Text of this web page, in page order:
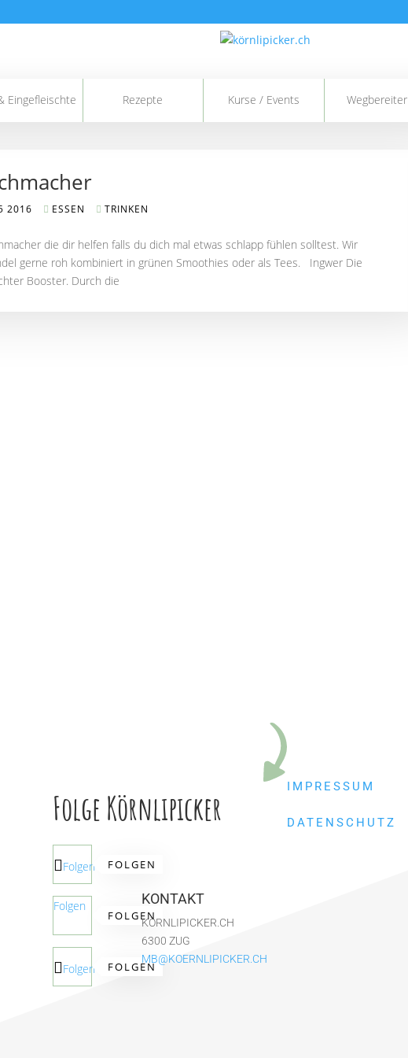
Eingefleischte Rezepte Kurse / Events Wegbereiter
2016 ESSEN TRINKEN
die dir helfen falls du dich mal etwas schlapp fühlen solltest. Wir
gerne roh kombiniert in grünen Smoothies oder als Tees. Ingwer Die
Booster. Durch die
Folge Körnlipicker
Folgen FOLGEN
Folgen
FOLGEN
Folgen FOLGEN
IMPRESSUM
DATENSCHUTZ
KONTAKT
KÖRNLIPICKER.CH
6300 ZUG
MB@KOERNLIPICKER.CH